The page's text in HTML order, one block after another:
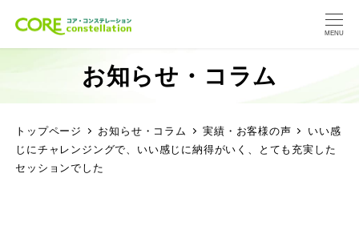
MENU
お知らせ・コラム
トップページ お知らせ・コラム 実績・お客様の声
いい感
じにチャレンジングで、いい感じに納得がいく、とても充実した
セッションでした